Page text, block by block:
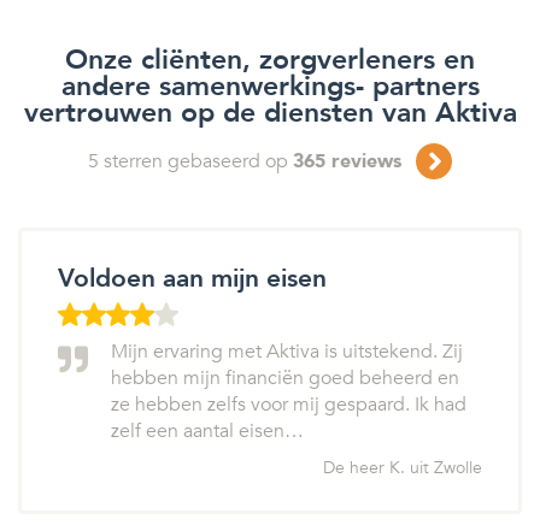
Onze cliënten, zorgverleners en
andere samenwerkings- partners
vertrouwen op de diensten van Aktiva
5 sterren gebaseerd op 365 reviews
Voldoen aan mijn eisen
Mijn ervaring met Aktiva is uitstekend. Zij
hebben mijn financiën goed beheerd en
ze hebben zelfs voor mij gespaard. Ik had
zelf een aantal eisen…
De heer K. uit Zwolle